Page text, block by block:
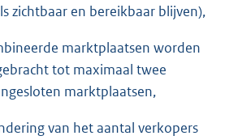
zichtbaar en bereikbaar blijven),
marktplaatsen worden
tot maximaal twee
marktplaatsen,
van het aantal verkopers